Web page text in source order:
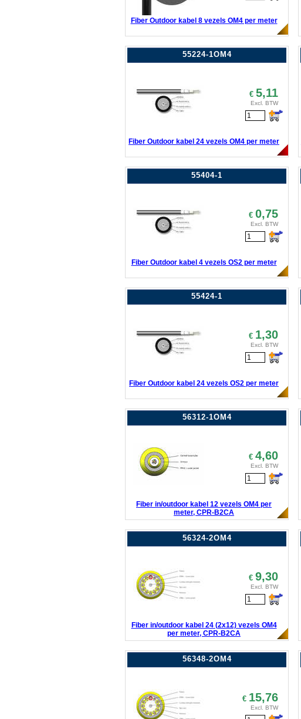
Fiber Outdoor kabel 8 vezels OM4 per meter
55224-1OM4
€ 5,11
Excl. BTW
Fiber Outdoor kabel 24 vezels OM4 per meter
55404-1
€ 0,75
Excl. BTW
Fiber Outdoor kabel 4 vezels OS2 per meter
55424-1
€ 1,30
Excl. BTW
Fiber Outdoor kabel 24 vezels OS2 per meter
56312-1OM4
€ 4,60
Excl. BTW
Fiber in/outdoor kabel 12 vezels OM4 per
meter, CPR-B2CA
56324-2OM4
€ 9,30
Excl. BTW
Fiber in/outdoor kabel 24 (2x12) vezels OM4
per meter, CPR-B2CA
56348-2OM4
€ 15,76
Excl. BTW